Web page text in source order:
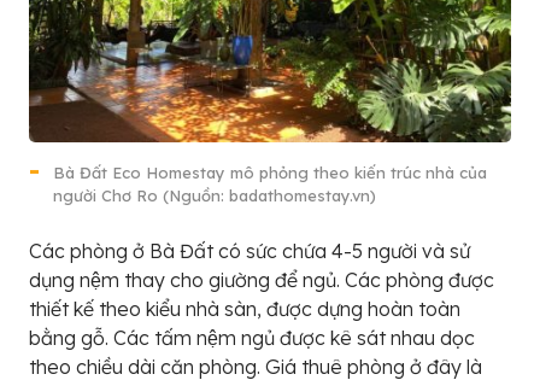
Bà Đất Eco Homestay mô phỏng theo kiến trúc nhà của
người Chơ Ro (Nguồn: badathomestay.vn)
Các phòng ở Bà Đất có sức chứa 4-5 người và sử
dụng nệm thay cho giường để ngủ. Các phòng được
thiết kế theo kiểu nhà sàn, được dựng hoàn toàn
bằng gỗ. Các tấm nệm ngủ được kê sát nhau dọc
theo chiều dài căn phòng. Giá thuê phòng ở đây là